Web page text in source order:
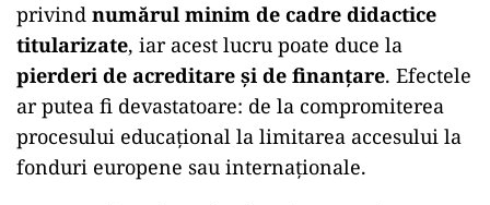
privind numărul minim de cadre didactice
titularizate, iar acest lucru poate duce la
pierderi de acreditare și de finanțare. Efectele
ar putea fi devastatoare: de la compromiterea
procesului educațional la limitarea accesului la
fonduri europene sau internaționale.